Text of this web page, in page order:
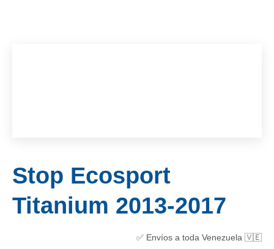
Stop Ecosport
Titanium 2013-2017
✅ Envíos a toda Venezuela 🇻🇪